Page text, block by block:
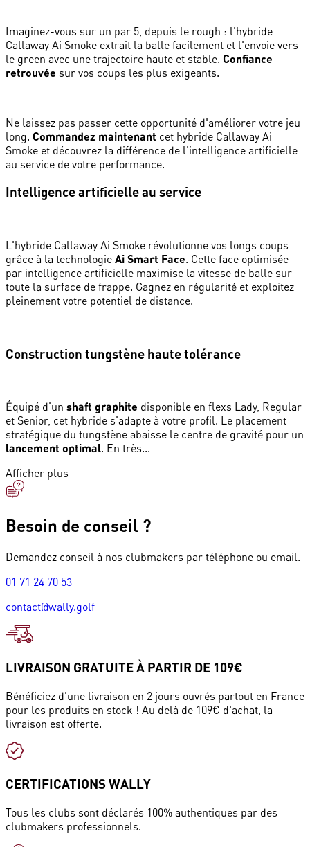
Imaginez-vous sur un par 5, depuis le rough : l'hybride
Callaway Ai Smoke extrait la balle facilement et l'envoie vers
le green avec une trajectoire haute et stable. Confiance
retrouvée sur vos coups les plus exigeants.
Ne laissez pas passer cette opportunité d'améliorer votre jeu
long. Commandez maintenant cet hybride Callaway Ai
Smoke et découvrez la différence de l'intelligence artificielle
au service de votre performance.
Intelligence artificielle au service
L'hybride Callaway Ai Smoke révolutionne vos longs coups
grâce à la technologie Ai Smart Face. Cette face optimisée
par intelligence artificielle maximise la vitesse de balle sur
toute la surface de frappe. Gagnez en régularité et exploitez
pleinement votre potentiel de distance.
Construction tungstène haute tolérance
Équipé d'un shaft graphite disponible en flexs Lady, Regular
et Senior, cet hybride s'adapte à votre profil. Le placement
stratégique du tungstène abaisse le centre de gravité pour un
lancement optimal. En très...
Afficher plus
Besoin de conseil ?
Demandez conseil à nos clubmakers par téléphone ou email.
01 71 24 70 53
contact@wally.golf
LIVRAISON GRATUITE À PARTIR DE 109€
Bénéficiez d'une livraison en 2 jours ouvrés partout en France
pour les produits en stock ! Au delà de 109€ d'achat, la
livraison est offerte.
CERTIFICATIONS WALLY
Tous les clubs sont déclarés 100% authentiques par des
clubmakers professionnels.